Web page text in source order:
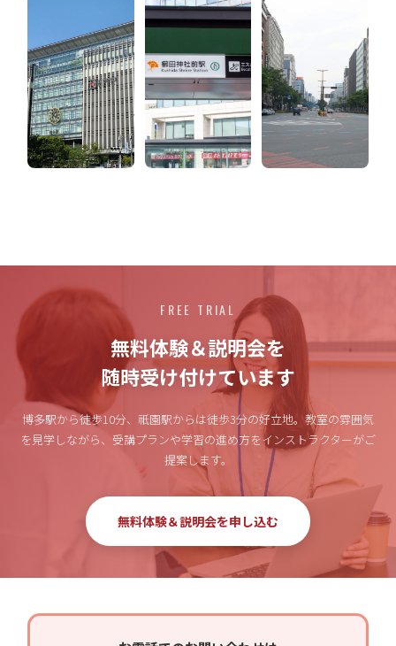
FREE TRIAL
無料体験＆説明会を
随時受け付けています
博多駅から徒歩10分、祇園駅からは徒歩3分の好立地。 教室の雰囲気
を見学しながら、受講プランや学習の進め方をインストラクターがご
提案します。
無料体験＆説明会を申し込む